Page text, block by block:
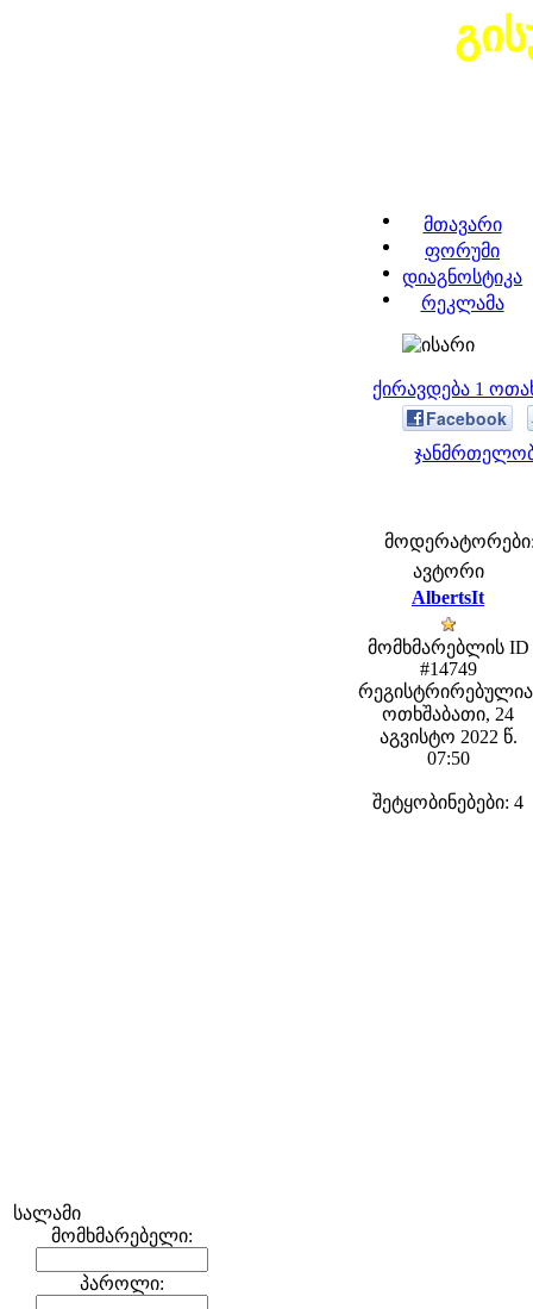
მთავარი
ფორუმი
დიაგნოსტიკა
რეკლამა
ქირავდება 1
სალამი
მომხმარებელი:
პაროლი:
Facebook
მოდერატორები:
ავტორი
AlbertsIt
მომხმარებლის ID
#14749
ოთხშაბათი, 24
აგვისტო 2022 წ.
07:50
შეტყობინებები: 4